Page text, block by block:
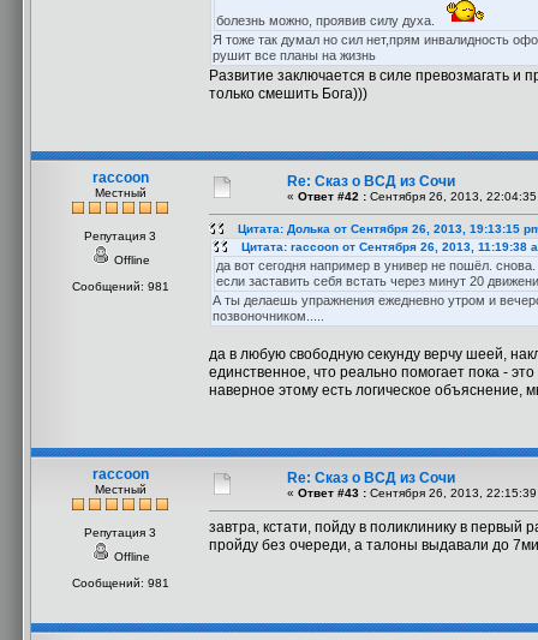
болезнь можно, проявив силу духа.
Я тоже так думал но сил нет,прям инвалидность
рушит все планы на жизнь
Развитие заключается в силе превозмагать и
только смешить Бога)))
raccoon
Местный
Репутация 3
Offline
Сообщений: 981
Re: Сказ о ВСД из Сочи
« Ответ #42 : Сентября 26, 2013,
Цитата: Долька от Сентября 26, 2013, 19:13:15
Цитата: raccoon от Сентября 26, 2013, 11:19:38
да вот сегодня например в универ не пошёл.
если заставить себя встать через минут 20
А ты делаешь упражнения ежедневно утром и
позвоночником.....
да в любую свободную секунду верчу шеей,
единственное, что реально помогает пока -
наверное этому есть логическое
raccoon
Местный
Репутация 3
Offline
Сообщений: 981
Re: Сказ о ВСД из Сочи
« Ответ #43 : Сентября 26, 2013,
завтра, кстати, пойду в поликлинику в первый
пройду без очереди, а талоны выдавали до